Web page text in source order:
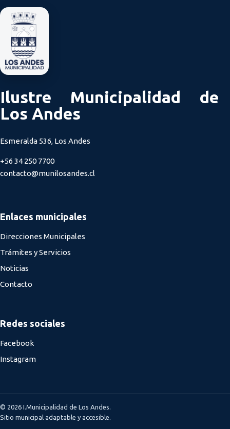
Ilustre Municipalidad de
Los Andes
Esmeralda 536, Los Andes
+56 34 250 7700
contacto@munilosandes.cl
Enlaces municipales
Direcciones Municipales
Trámites y Servicios
Noticias
Contacto
Redes sociales
Facebook
Instagram
© 2026 I.Municipalidad de Los Andes.
Sitio municipal adaptable y accesible.